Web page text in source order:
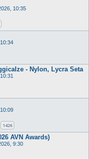
10:35
- Nylon, Lycra Seta
1426
AVN Awards)
9:30